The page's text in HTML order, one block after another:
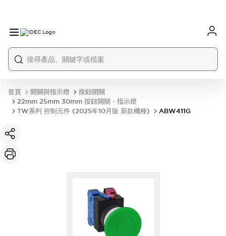
首頁 開關與指示燈
按鈕開關
22mm 25mm 30mm 按鈕開關・指示燈
TW系列 控制元件 (2025年10月版 新款機種)
ABW411G